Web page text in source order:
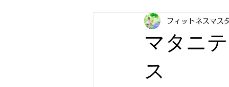
マタニ
ス
フィットネスマス